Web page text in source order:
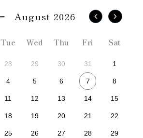
August 2026
Tue Wed Thu Fri Sat
28 29 30 31 1
4 5 6 7 8
11 12 13 14 15
18 19 20 21 22
25 26 27 28 29